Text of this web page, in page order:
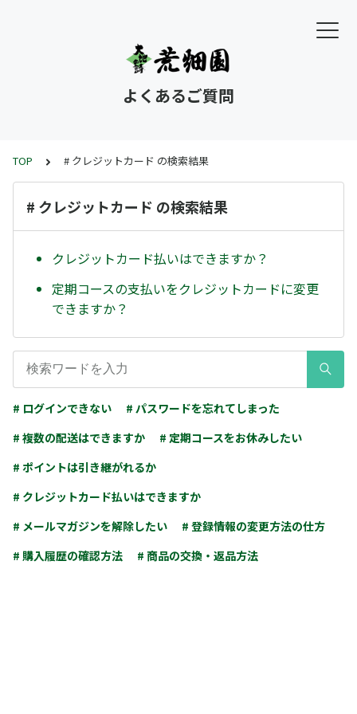
よくあるご質問
TOP # クレジットカード の検索結果
# クレジットカード の検索結果
クレジットカード払いはできますか？
定期コースの支払いをクレジットカードに変更
できますか？
# ログインできない
# パスワードを忘れてしまった
# 複数の配送はできますか
# 定期コースをお休みしたい
# ポイントは引き継がれるか
# クレジットカード払いはできますか
# メールマガジンを解除したい
# 登録情報の変更方法の仕方
# 購入履歴の確認方法
# 商品の交換・返品方法